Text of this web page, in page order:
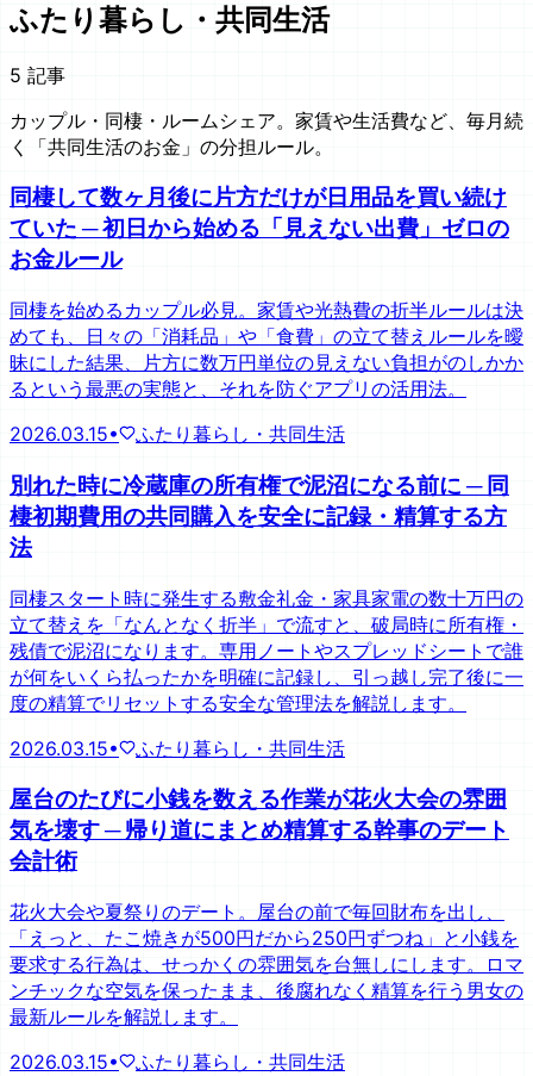
ふたり暮らし・共同生活
5 記事
カップル・同棲・ルームシェア。家賃や生活費など、毎月続
く「共同生活のお金」の分担ルール。
同棲して数ヶ月後に片方だけが日用品を買い続け
ていた ─ 初日から始める「見えない出費」ゼロの
お金ルール
同棲を始めるカップル必見。家賃や光熱費の折半ルールは決
めても、日々の「消耗品」や「食費」の立て替えルールを曖
昧にした結果、片方に数万円単位の見えない負担がのしかか
るという最悪の実態と、それを防ぐアプリの活用法。
2026.03.15• ふたり暮らし・共同生活
別れた時に冷蔵庫の所有権で泥沼になる前に ─ 同
棲初期費用の共同購入を安全に記録・精算する方
法
同棲スタート時に発生する敷金礼金・家具家電の数十万円の
立て替えを「なんとなく折半」で流すと、破局時に所有権・
残債で泥沼になります。専用ノートやスプレッドシートで誰
が何をいくら払ったかを明確に記録し、引っ越し完了後に一
度の精算でリセットする安全な管理法を解説します。
2026.03.15• ふたり暮らし・共同生活
屋台のたびに小銭を数える作業が花火大会の雰囲
気を壊す ─ 帰り道にまとめ精算する幹事のデート
会計術
花火大会や夏祭りのデート。屋台の前で毎回財布を出し、
「えっと、たこ焼きが500円だから250円ずつね」と小銭を
要求する行為は、せっかくの雰囲気を台無しにします。ロマ
ンチックな空気を保ったまま、後腐れなく精算を行う男女の
最新ルールを解説します。
2026.03.15• ふたり暮らし・共同生活